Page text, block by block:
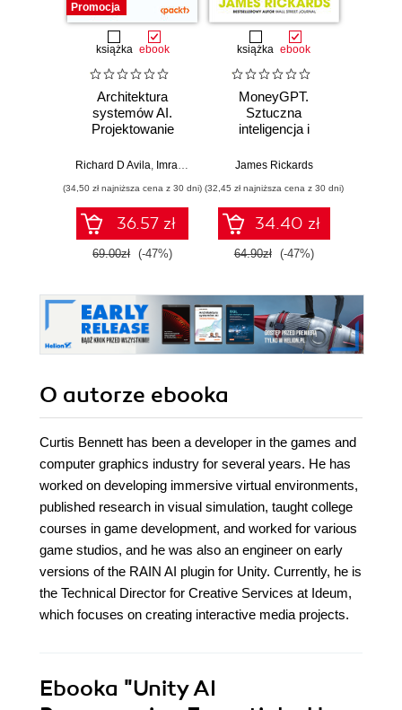
Promocja
książka ebook
Architektura
systemów AI.
Projektowanie
niezawodnego
Richard D Avila, Imran Ahmad
(34,50 zł najniższa cena z 30 dni)
36.57 zł
69.00zł (-47%)
książka ebook
MoneyGPT.
Sztuczna
inteligencja i
globalnej ekonomii
James Rickards
(32,45 zł najniższa cena z 30 dni)
34.40 zł
64.90zł (-47%)
O autorze ebooka
Curtis Bennett has been a developer in the games and
computer graphics industry for several years. He has
worked on developing immersive virtual environments,
published research in visual simulation, taught college
courses in game development, and worked for various
game studios, and he was also an engineer on early
versions of the RAIN AI plugin for Unity. Currently, he is
the Technical Director for Creative Services at Ideum,
which focuses on creating interactive media projects.
Ebooka "Unity AI